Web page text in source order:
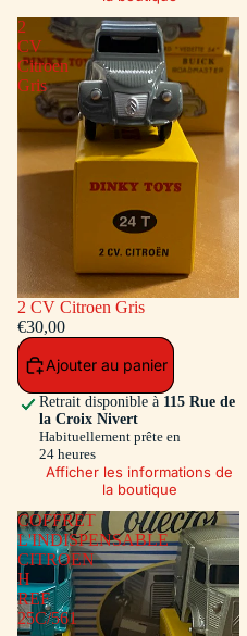
2
CV
Citroen
Gris
2 CV Citroen Gris
€30,00
Ajouter au panier
Retrait disponible à 115 Rue de
la Croix Nivert
Habituellement prête en
24 heures
Afficher les informations de
la boutique
COFFRET
L'INDISPENSABLE
CITROEN
H
REF
25C/561